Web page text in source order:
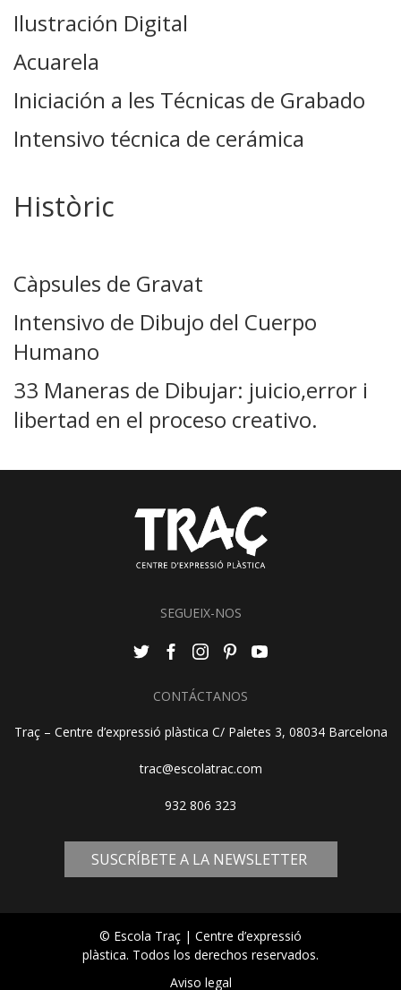
Ilustración Digital
Acuarela
Iniciación a les Técnicas de Grabado
Intensivo técnica de cerámica
Històric
Càpsules de Gravat
Intensivo de Dibujo del Cuerpo
Humano
33 Maneras de Dibujar: juicio,error i
libertad en el proceso creativo.
SEGUEIX-NOS
CONTÁCTANOS
Traç – Centre d’expressió plàstica C/ Paletes 3, 08034 Barcelona
trac@escolatrac.com
932 806 323
SUSCRÍBETE A LA NEWSLETTER
© Escola Traç | Centre d’expressió
plàstica. Todos los derechos reservados.
Aviso legal